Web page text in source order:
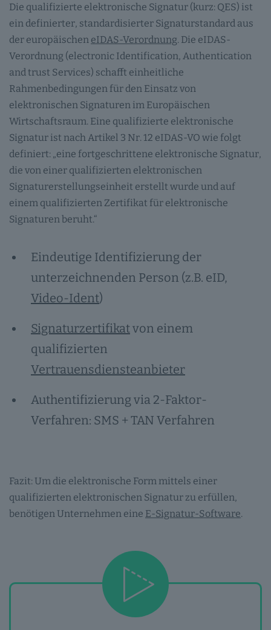
Die qualifizierte elektronische Signatur (kurz: QES) ist
ein definierter, standardisierter Signaturstandard aus
der europäischen eIDAS-Verordnung. Die eIDAS-
Verordnung (electronic Identification, Authentication
and trust Services) schafft einheitliche
Rahmenbedingungen für den Einsatz von
elektronischen Signaturen im Europäischen
Wirtschaftsraum. Eine qualifizierte elektronische
Signatur ist nach Artikel 3 Nr. 12 eIDAS-VO wie folgt
definiert: „eine fortgeschrittene elektronische Signatur,
die von einer qualifizierten elektronischen
Signaturerstellungseinheit erstellt wurde und auf
einem qualifizierten Zertifikat für elektronische
Signaturen beruht.“
Eindeutige Identifizierung der
unterzeichnenden Person (z.B. eID,
Video-Ident)
Signaturzertifikatvon einem
qualifizierten
Vertrauensdiensteanbieter
Authentifizierung via 2-Faktor-
Verfahren: SMS + TAN Verfahren
Fazit: Um die elektronische Form mittels einer
qualifizierten elektronischen Signatur zu erfüllen,
benötigen Unternehmen eine E-Signatur-Software.